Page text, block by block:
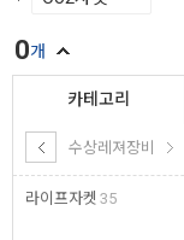
카테고리
수상레져장비
라이프자켓 35
0개